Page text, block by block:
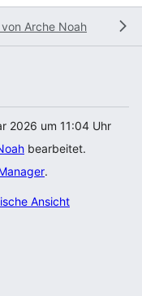
von Arche Noah
2026 um 11:04 Uhr
bearbeitet.
.
Ansicht